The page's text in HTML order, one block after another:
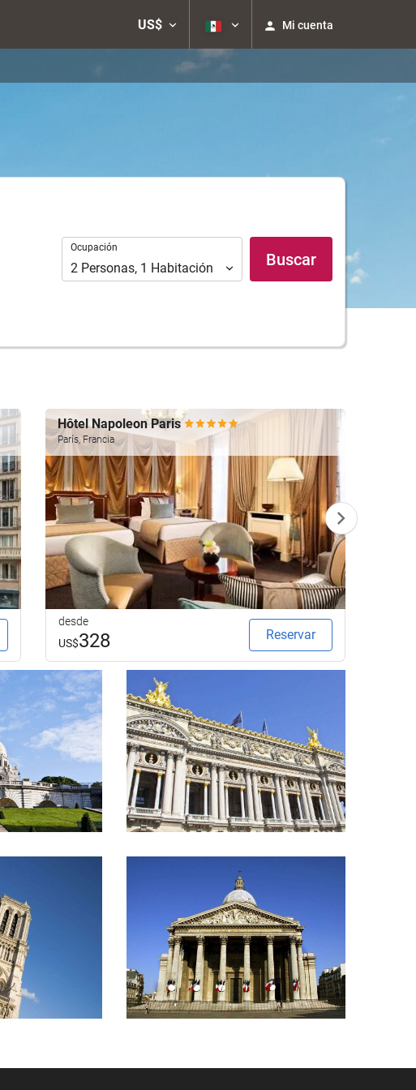
US$ Mi cuenta
Ocupación
Ocupación
2 Personas, 1 Habitación Buscar
Hôtel Napoleon Paris
París, Francia
desde
US$328 Reservar